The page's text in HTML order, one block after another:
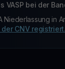
VASP bei der
Niederlassung in
der CNV registriert.